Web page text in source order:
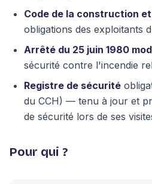
Code de la construction
obligations des exploitants
Arrêté du 25 juin 1980
sécurité contre l'incendie
Registre de sécurité
du CCH) — tenu à jour et
de sécurité lors de ses
Pour qui ?